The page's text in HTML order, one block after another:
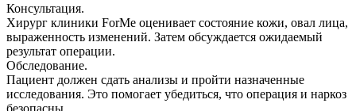
Консультация.
Хирург клиники ForMe оценивает состояние кожи, овал лица,
выраженность изменений. Затем обсуждается ожидаемый
результат операции.
Обследование.
Пациент должен сдать анализы и пройти назначенные
исследования. Это помогает убедиться, что операция и наркоз
безопасны.